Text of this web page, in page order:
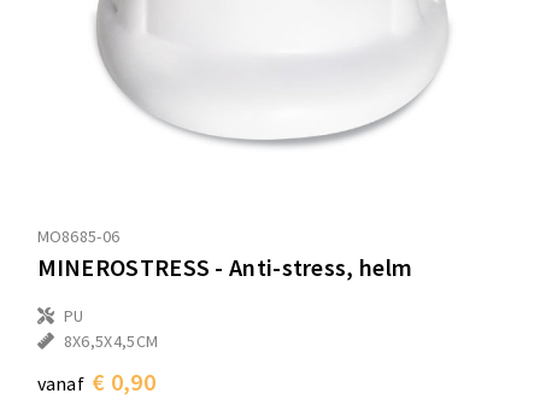
MO8685-06
MINEROSTRESS - Anti-stress, helm
PU
8X6,5X4,5CM
vanaf € 0,90